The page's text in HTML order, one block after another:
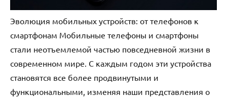
Эволюция мобильных устройств: от телефонов к
смартфонам Мобильные телефоны и смартфоны
стали неотъемлемой частью повседневной жизни в
современном мире. С каждым годом эти устройства
становятся все более продвинутыми и
функциональными, изменяя наши представления о